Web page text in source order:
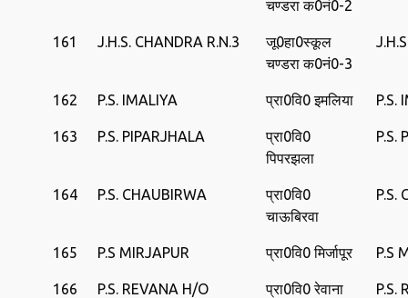
चण्डरा क0नं0-2
161 J.H.S. CHANDRA R.N.3
जू0हा0स्‍कूल
चण्डरा क0नं0-3
162 P.S. IMALIYA प्रा0वि0 इमलिया P.S.
163 P.S. PIPARJHALA
प्रा0वि0
पिपरझला
P.S.
164 P.S. CHAUBIRWA
प्रा0वि0
चाऊबिरवा
P.S.
165 P.S MIRJAPUR प्रा0वि0 मिर्जापूर P.S
166
P.S. REVANA H/O
प्रा0वि0 रेवाना
P.S.